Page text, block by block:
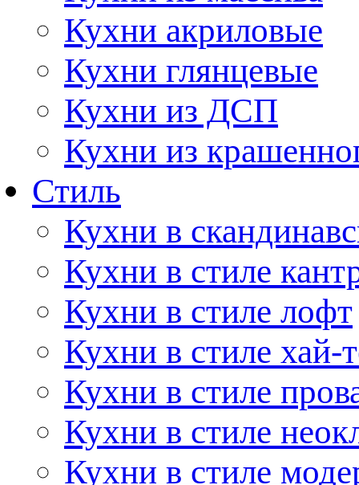
Кухни акриловые
Кухни глянцевые
Кухни из ДСП
Кухни из
Стиль
Кухни в
Кухни в стиле
Кухни в стиле лофт
Кухни в стиле хай-
Кухни в стиле
Кухни в стиле
Кухни в стиле